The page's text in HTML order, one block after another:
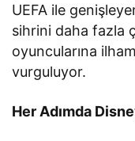
UEFA ile
sihrini daha fazla
oyuncularına
vurguluyor.
Her Adımda